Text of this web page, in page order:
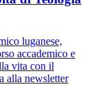
luganese,
accademico e
vita con il
alla newsletter